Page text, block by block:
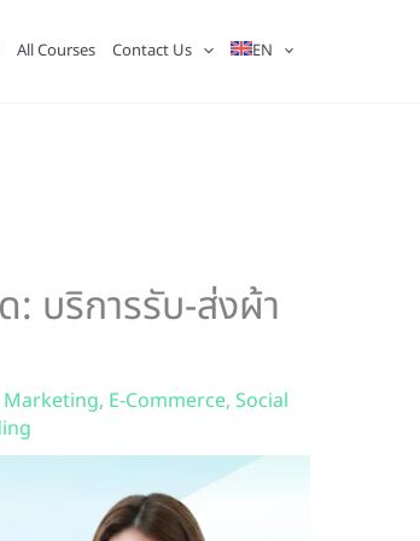
All Courses Contact Us EN
บริการรับ-ส่งผ้า
, E-Commerce, Social